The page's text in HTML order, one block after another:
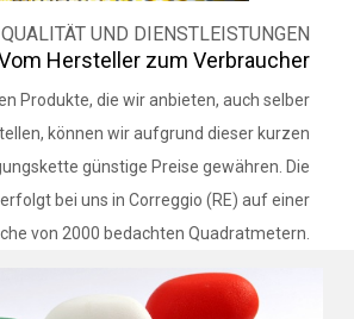
QUALITÄT UND DIENSTLEISTUNGEN
Hersteller zum Verbraucher
Produkte, die wir anbieten, auch selber
können wir aufgrund dieser kurzen
günstige Preise gewähren. Die
bei uns in Correggio (RE) auf einer
von 2000 bedachten Quadratmetern.